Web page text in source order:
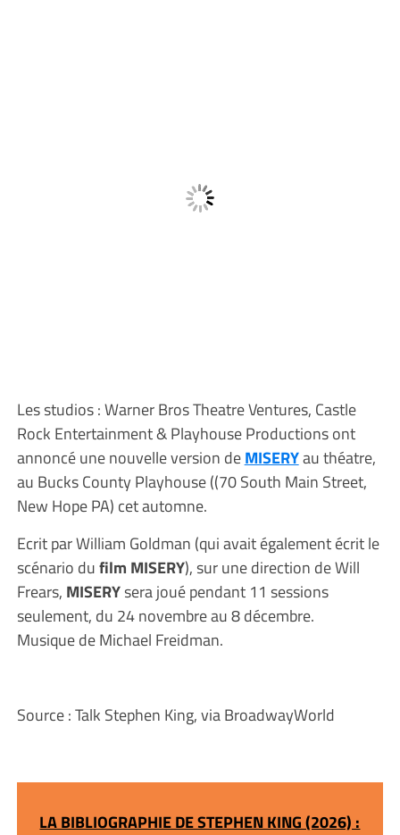
Les studios : Warner Bros Theatre Ventures, Castle
Rock Entertainment & Playhouse Productions ont
annoncé une nouvelle version deMISERYau théatre,
au Bucks County Playhouse ((70 South Main Street,
New Hope PA) cet automne.
Ecrit par William Goldman (qui avait également écrit le
scénario dufilm MISERY), sur une direction de Will
Frears, MISERYsera joué pendant 11 sessions
seulement, du 24 novembre au 8 décembre.
Musique de Michael Freidman.
Source : Talk Stephen King, via BroadwayWorld
LA BIBLIOGRAPHIE DE STEPHEN KING (2026) :